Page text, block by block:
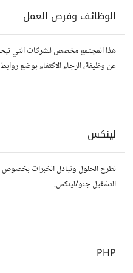
الوظائف وفرص العمل
هذا المجتمع مخصص للشركات التي
عن وظيفة، الرجاء الاكتفاء بوضع
لينكس
لطرح الحلول وتبادل الخبرات
التشغيل جنو/لينكس.
PHP